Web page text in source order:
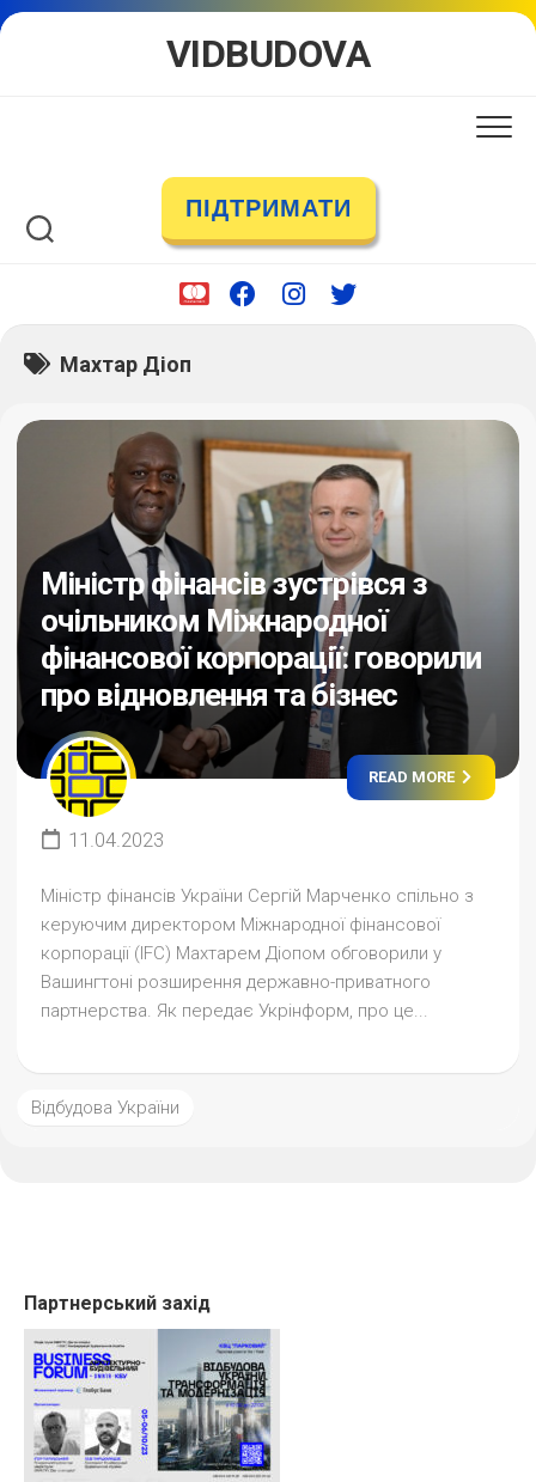
Skip
VIDBUDOVA
ПІДТРИМАТИ
Махтар Діоп
Міністр фінансів зустрівся з
очільником Міжнародної
фінансової корпорації: говорили
про відновлення та бізнес
READ MORE
11.04.2023
Міністр фінансів України Сергій Марченко спільно з
керуючим директором Міжнародної фінансової
корпорації (IFC) Махтарем Діопом обговорили у
Вашингтоні розширення державно-приватного
партнерства. Як передає Укрінформ, про це...
Відбудова України
Партнерський захід